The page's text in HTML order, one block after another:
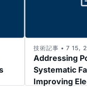
Addressing
Systematic
Improving
技術記事 • 7 15,